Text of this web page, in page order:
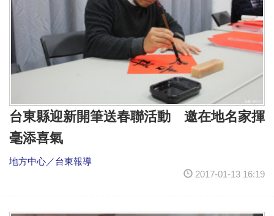
台東縣迎新開筆送春聯活動 邀在地名家揮
毫添喜氣
地方中心／台東報導
2017-01-13 16:19